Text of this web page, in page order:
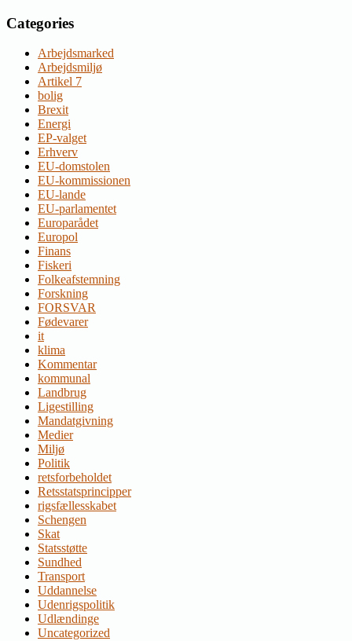
Categories
Arbejdsmarked
Arbejdsmiljø
Artikel 7
bolig
Brexit
Energi
EP-valget
Erhverv
EU-domstolen
EU-kommissionen
EU-lande
EU-parlamentet
Europarådet
Europol
Finans
Fiskeri
Folkeafstemning
Forskning
FORSVAR
Fødevarer
it
klima
Kommentar
kommunal
Landbrug
Ligestilling
Mandatgivning
Medier
Miljø
Politik
retsforbeholdet
Retsstatsprincipper
rigsfællesskabet
Schengen
Skat
Statsstøtte
Sundhed
Transport
Uddannelse
Udenrigspolitik
Udlændinge
Uncategorized